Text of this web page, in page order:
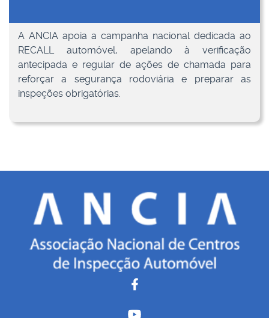
A ANCIA apoia a campanha nacional dedicada ao
RECALL automóvel, apelando à verificação
antecipada e regular de ações de chamada para
reforçar a segurança rodoviária e preparar as
inspeções obrigatórias.